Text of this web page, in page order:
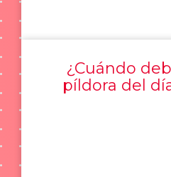
¿Cuándo
píldora del